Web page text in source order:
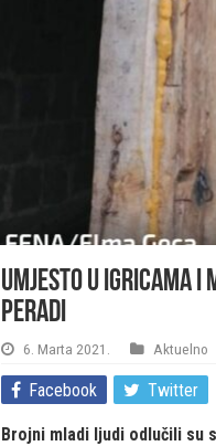
Umjesto u igricama i
peradi
6. Marta 2021. Aktuelno
Facebook Twitter
Brojni mladi ljudi odlučili su